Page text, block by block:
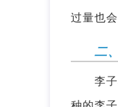
过量也
二
李子树